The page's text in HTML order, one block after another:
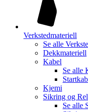
Verkstedmateriell
Se alle
Dekkmateriell
Kabel
Se alle
Kjemi
Sikring og
Se alle